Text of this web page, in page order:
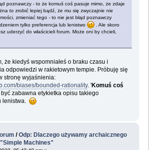
poznawczy - to że komuś coś pasuje mimo, że zdaje
to zrobić lepiej bądź, że mu się zwyczajnie nie
zmieniać tego - to nie jest błąd poznawczy
tylko preferencja lub lenistwo
. Ale skoro
uderzyć do właścicieli forum. Może oni by chcieli,
że kiedyś wspomniałeś o braku czasu i
odpowiedzi w rakietowym tempie. Próbuję się
stronę wyjaśnienia:
biases/bounded-rationality. 'Komuś coś
być zabawna etykietka opisu takiego
lenistwa.
/Odp: Dlaczego używamy archaicznego
Machines"